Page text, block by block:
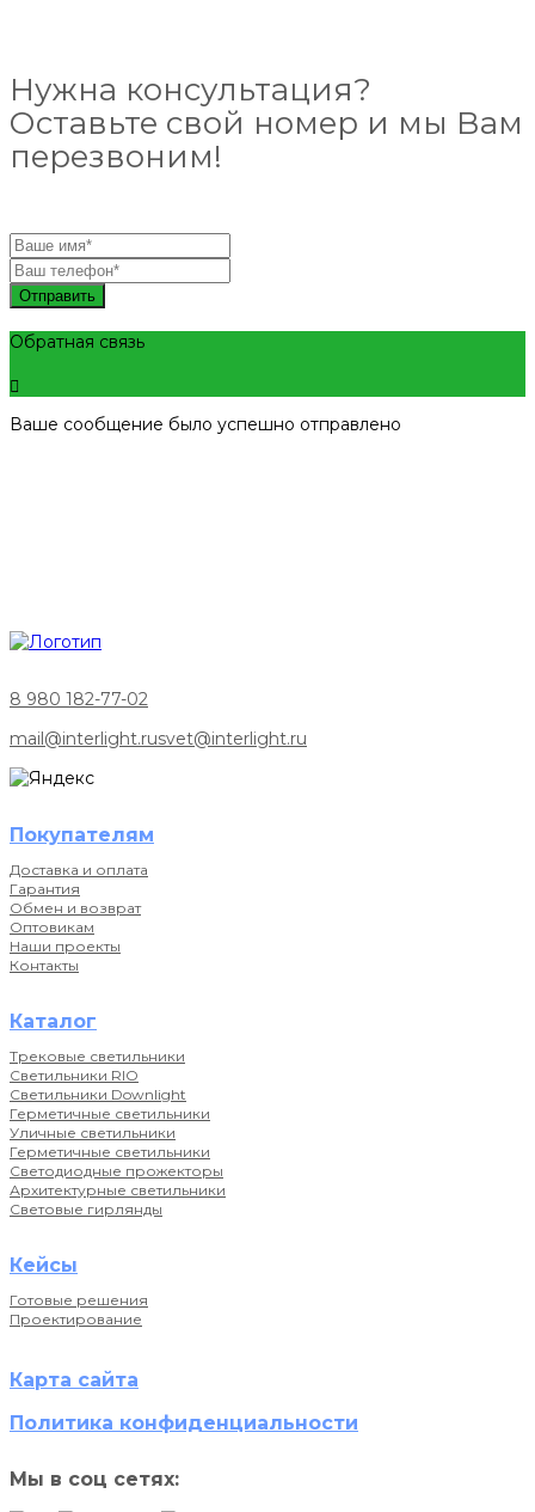
Нужна консультация?
Оставьте свой номер и мы Вам
перезвоним!
Отправить
Обратная связь
Ваше сообщение было успешно отправлено
8 980 182-77-02
mail@interlight.rusvet@interlight.ru
Покупателям
Доставка и оплата
Гарантия
Обмен и возврат
Оптовикам
Наши проекты
Контакты
Каталог
Трековые светильники
Светильники RIO
Светильники Downlight
Герметичные светильники
Уличные светильники
Герметичные светильники
Светодиодные прожекторы
Архитектурные светильники
Световые гирлянды
Кейсы
Готовые решения
Проектирование
Карта сайта
Политика конфиденциальности
Мы в соц сетях: